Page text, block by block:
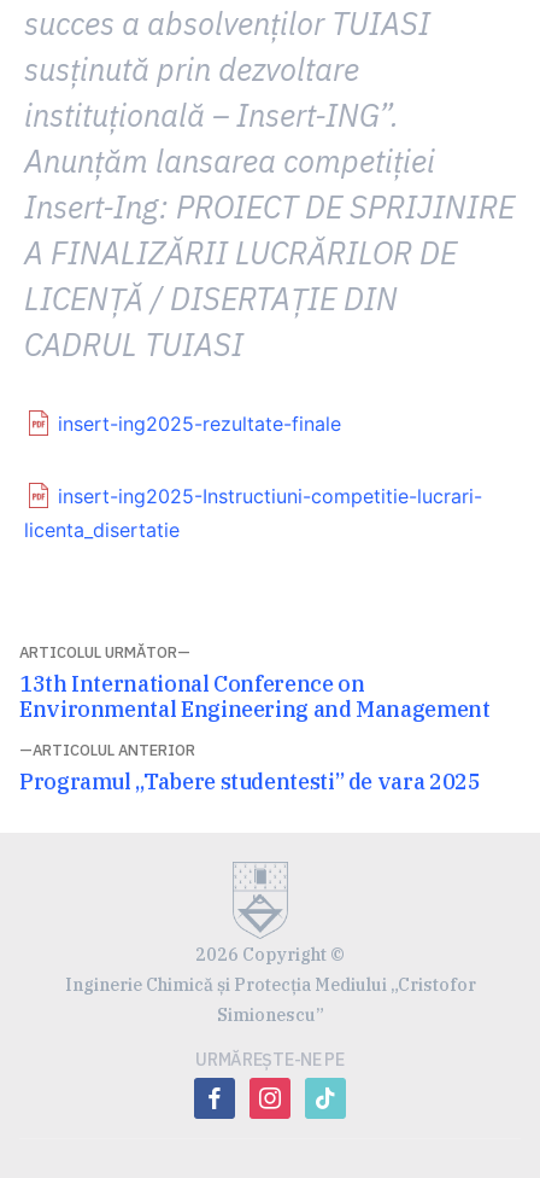
succes a absolvenților TUIASI
susținută prin dezvoltare
instituțională – Insert-ING”.
Anunțăm lansarea competiției
Insert-Ing: PROIECT DE SPRIJINIRE
A FINALIZĂRII LUCRĂRILOR DE
LICENŢĂ / DISERTAȚIE DIN
CADRUL TUIASI
insert-ing2025-rezultate-finale
insert-ing2025-Instructiuni-competitie-lucrari-
licenta_disertatie
Navigare
în
articole
ARTICOLUL ANTERIOR
Articolul
Programul „Tabere studentesti” de vara 2025
ARTICOLUL URMĂTOR
Articolul
următor:
13th International Conference on
Environmental Engineering and Management
2026 Copyright ©
Inginerie Chimică și Protecția Mediului „Cristofor
Simionescu”
URMĂREȘTE-NE PE
facebookinstagram
tiktok